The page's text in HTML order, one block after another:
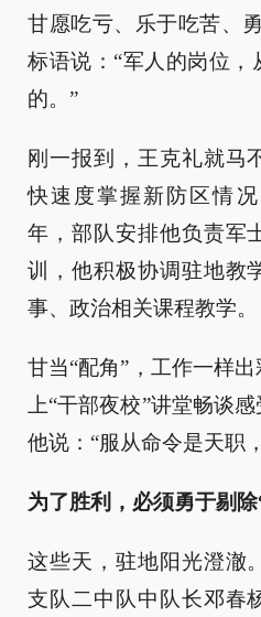
甘愿吃亏、乐于吃苦、
标语说：“军人的岗位，
的。”
刚一报到，王克礼就马
快速度掌握新防区情
年，部队安排他负责军
训，他积极协调驻地教
事、政治相关课程教学。
甘当“配角”，工作一样
上“干部夜校”讲堂畅谈
他说：“服从命令是天职
为了胜利，必须勇于剔
这些天，驻地阳光澄澈
支队二中队中队长邓春